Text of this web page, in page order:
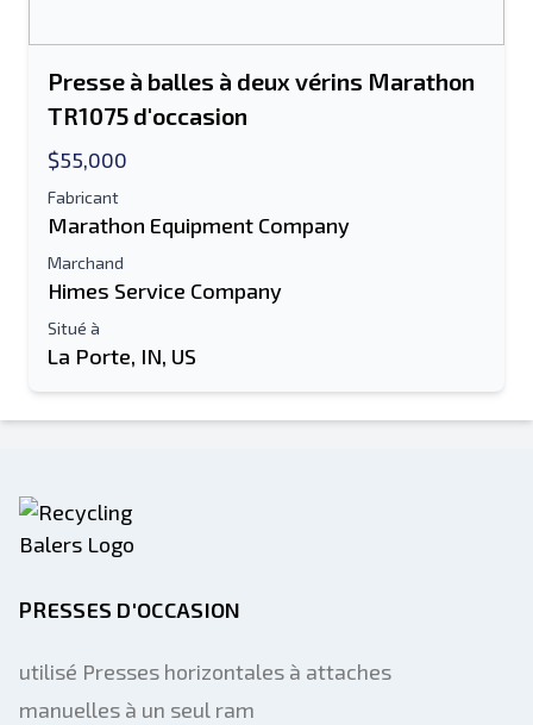
Presse à balles à deux vérins Marathon
TR1075 d'occasion
$55,000
Fabricant
Marathon Equipment Company
Marchand
Himes Service Company
Situé à
La Porte, IN, US
PRESSES D'OCCASION
utilisé Presses horizontales à attaches
manuelles à un seul ram